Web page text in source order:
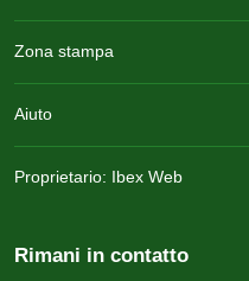
Zona stampa
Aiuto
Proprietario: Ibex Web
Rimani in contatto